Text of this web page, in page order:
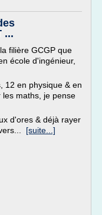
...
filière GCGP que
école d'ingénieur,
12 en physique & en
maths, je pense
d'ores & déjà rayer
[suite...]